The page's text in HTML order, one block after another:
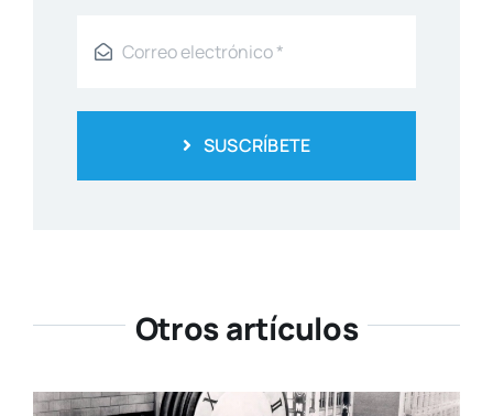
SUSCRÍBETE
Otros artículos